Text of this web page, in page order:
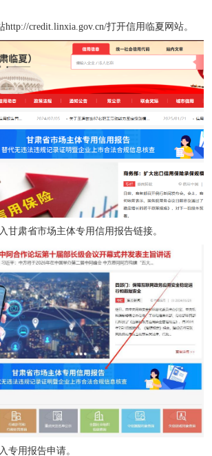
credit.linxia.gov.cn/打开信用临夏网站。
甘肃省市场主体专用信用报告链接。
专用报告申请。